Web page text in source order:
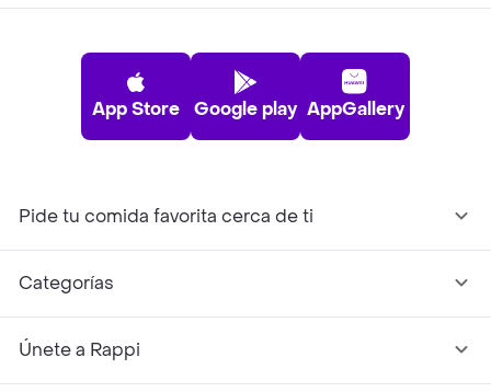
App Store Google play AppGallery
Pide tu comida favorita cerca de ti
Categorías
Únete a Rappi